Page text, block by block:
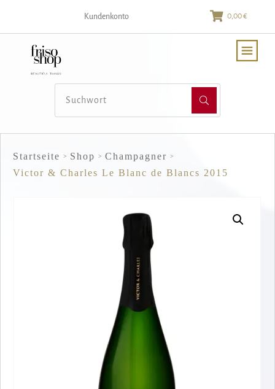
Kundenkonto 0,00 €
Startseite > Shop > Champagner >
Victor & Charles Le Blanc de Blancs 2015